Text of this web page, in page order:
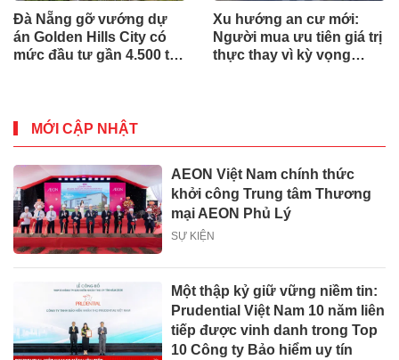
Đà Nẵng gỡ vướng dự
án Golden Hills City có
mức đầu tư gần 4.500 tỷ
Xu hướng an cư mới:
Người mua ưu tiên giá trị
thực thay vì kỳ vọng
MỚI CẬP NHẬT
AEON Việt Nam chính thức
khởi công Trung tâm Thương
mại AEON Phủ Lý
SỰ KIỆN
Một thập kỷ giữ vững niềm tin:
Prudential Việt Nam 10 năm liên
tiếp được vinh danh trong Top
10 Công ty Bảo hiểm uy tín